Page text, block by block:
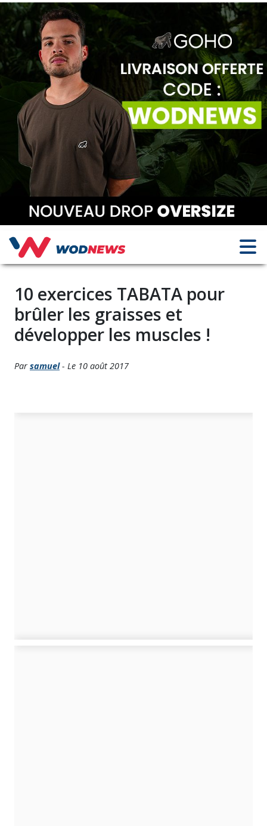
10 exercices TABATA pour
brûler les graisses et
développer les muscles !
Par samuel- Le 10 août 2017